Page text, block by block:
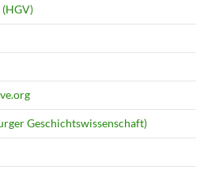
Geschichtswissenschaft)